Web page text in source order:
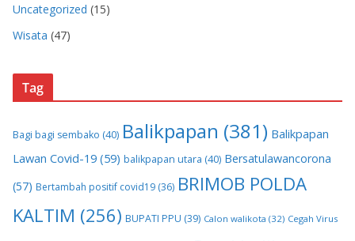
Uncategorized (15)
Wisata (47)
Tag
Bagi bagi sembako (40) Balikpapan (381) Balikpapan
Lawan Covid-19 (59) balikpapan utara (40) Bersatulawancorona
(57) Bertambah positif covid19 (36) BRIMOB POLDA
KALTIM (256) BUPATI PPU (39) Calon walikota (32) Cegah Virus